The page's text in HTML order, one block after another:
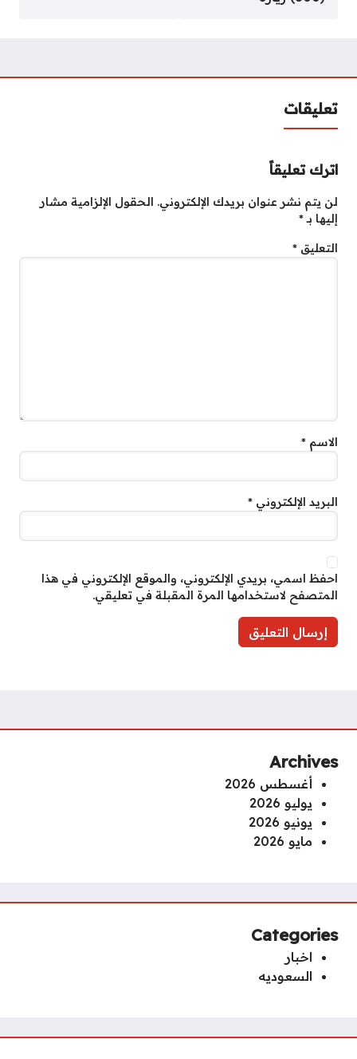
تعليقات
اترك تعليقاً
لن يتم نشر عنوان بريدك الإلكتروني. الحقول الإلزامية مشار
إليها بـ*
التعليق *
الاسم *
البريد الإلكتروني *
احفظ اسمي، بريدي الإلكتروني، والموقع الإلكتروني في هذا
المتصفح لاستخدامها المرة المقبلة في تعليقي.
Archives
أغسطس 2026
يوليو 2026
يونيو 2026
مايو 2026
Categories
اخبار
السعوديه